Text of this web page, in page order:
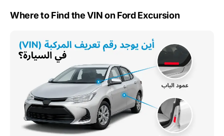
Where to Find the VIN on Ford Excursion